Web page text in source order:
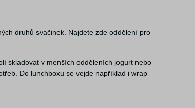
druhů svačinek. Najdete zde oddělení pro
skladovat v menších odděleních jogurt nebo
Do lunchboxu se vejde například i wrap